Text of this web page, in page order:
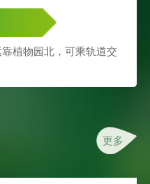
植物园北，可乘轨道交
更多